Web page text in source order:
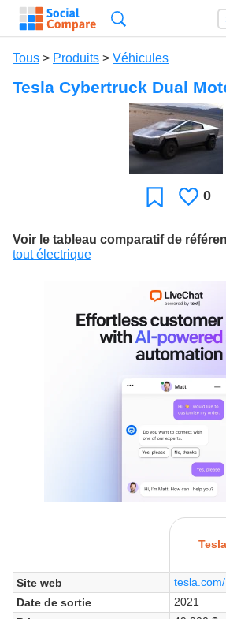
Tous > Produits > Véhicules
Tesla Cybertruck Dual
Favori 0
Voir le tableau comparatif de
tout électrique
Site web
tesla.com/
Date de sortie
2021